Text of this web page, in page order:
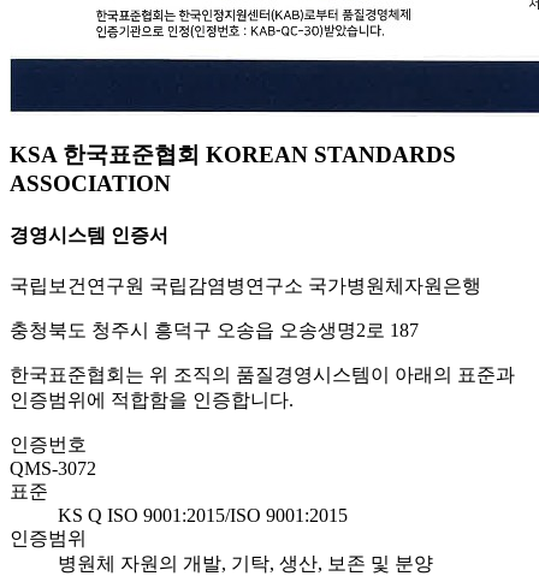
KSA 한국표준협회 KOREAN STANDARDS
ASSOCIATION
경영시스템 인증서
국립보건연구원 국립감염병연구소 국가병원체자원은행
충청북도 청주시 흥덕구 오송읍 오송생명2로 187
한국표준협회는 위 조직의 품질경영시스템이 아래의 표준과
인증범위에 적합함을 인증합니다.
인증번호
QMS-3072
표준
KS Q ISO 9001:2015/ISO 9001:2015
인증범위
병원체 자원의 개발, 기탁, 생산, 보존 및 분양